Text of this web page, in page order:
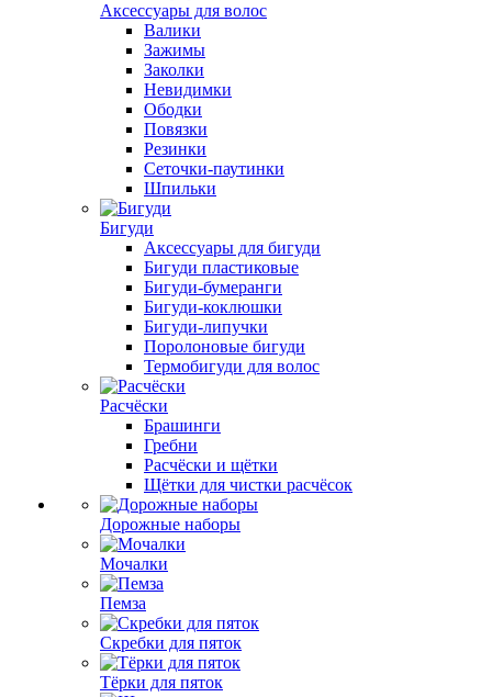
Аксессуары для волос
Валики
Зажимы
Заколки
Невидимки
Ободки
Повязки
Резинки
Сеточки-паутинки
Шпильки
Бигуди
Аксессуары для бигуди
Бигуди пластиковые
Бигуди-бумеранги
Бигуди-коклюшки
Бигуди-липучки
Поролоновые бигуди
Термобигуди для волос
Расчёски
Брашинги
Гребни
Расчёски и щётки
Щётки для чистки расчёсок
Дорожные наборы
Мочалки
Пемза
Скребки для пяток
Тёрки для пяток